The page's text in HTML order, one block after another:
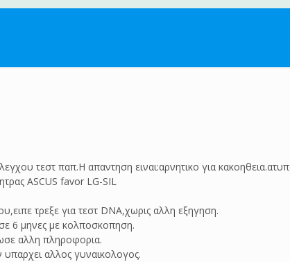
τεστ παπ.Η απαντηση ειναι:αρνητικο για
ASCUS favor LG-SIL
τρεξε για τεστ DNA,χωρις αλλη εξηγηση.
6 μηνες με κολποσκοπηση.
αλλη πληροφορια.
αλλος γυναικολογος.